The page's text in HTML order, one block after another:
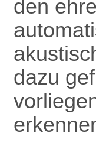
den
dazu